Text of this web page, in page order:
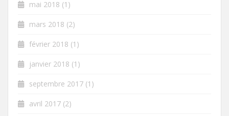
mai 2018 (1)
mars 2018 (2)
février 2018 (1)
janvier 2018 (1)
septembre 2017 (1)
avril 2017 (2)